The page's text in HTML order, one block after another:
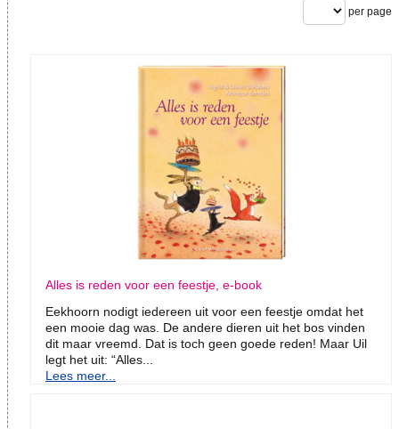
per page
Alles is reden voor een feestje, e-book
Eekhoorn nodigt iedereen uit voor een feestje omdat het
een mooie dag was. De andere dieren uit het bos vinden
dit maar vreemd. Dat is toch geen goede reden! Maar Uil
legt het uit: “Alles...
Lees meer...